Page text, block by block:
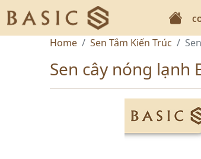
Home Sen Tắm Kiến Trúc
Sen cây nóng lạnh